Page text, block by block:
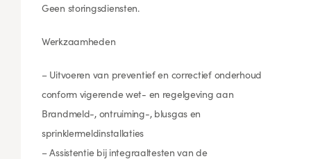
Geen storingsdiensten.
Werkzaamheden
– Uitvoeren van preventief en correctief onderhoud
conform vigerende wet- en regelgeving aan
Brandmeld-, ontruiming-, blusgas en
sprinklermeldinstallaties
– Assistentie bij integraaltesten van de